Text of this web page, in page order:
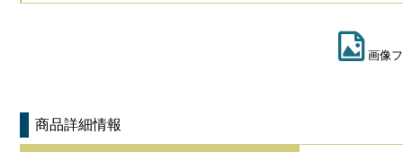
画像
商品詳細情報